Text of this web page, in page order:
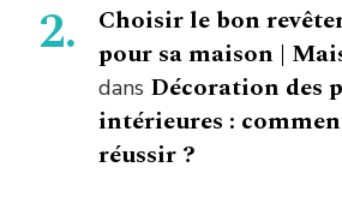
Choisir le bon
pour sa maison |
dans Décoration des
intérieures :
réussir ?